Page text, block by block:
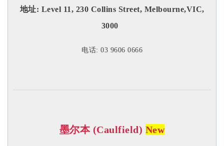
地址: Level 11, 230 Collins Street, Melbourne,VIC,
3000
电话: 03 9606 0666
墨尔本 (Caulfield) New